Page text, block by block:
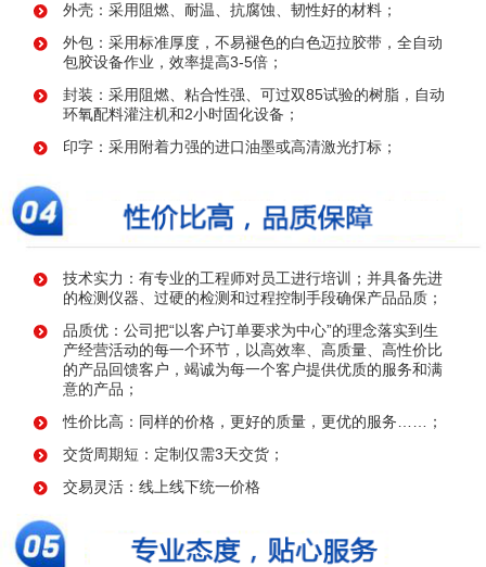
外壳：采用阻燃、耐温、抗腐蚀、韧性好的材料；
外包：采用标准厚度，不易褪色的白色迈拉胶带，全自动
包胶设备作业，效率提高3-5倍；
封装：采用阻燃、粘合性强、可过双85试验的树脂，自动
环氧配料灌注机和2小时固化设备；
印字：采用附着力强的进口油墨或高清激光打标；
技术实力：有专业的工程师对员工进行培训；并具备先进
的检测仪器、过硬的检测和过程控制手段确保产品品质；
品质优：公司把“以客户订单要求为中心”的理念落实到生
产经营活动的每一个环节，以高效率、高质量、高性价比
的产品回馈客户，竭诚为每一个客户提供优质的服务和满
意的产品；
性价比高：同样的价格，更好的质量，更优的服务……；
交货周期短：定制仅需3天交货；
交易灵活：线上线下统一价格